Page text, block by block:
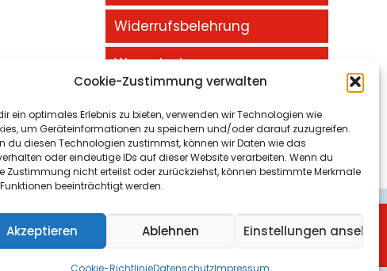
Cookie-Zustimmung verwalten
ein optimales Erlebnis zu bieten, verwenden wir Technologien wie
um Geräteinformationen zu speichern und/oder darauf zuzugreifen.
du diesen Technologien zustimmst, können wir Daten wie das
oder eindeutige IDs auf dieser Website verarbeiten. Wenn du
Zustimmung nicht erteilst oder zurückziehst, können bestimmte Merkmale
beeinträchtigt werden.
Akzeptieren Ablehnen Einstellungen ansehen
Cookie-RichtlinieDatenschutzImpressum
Widerrufsbelehrung
Warenkorb
Suchmaschineoptimierung Gelsenkirchenund